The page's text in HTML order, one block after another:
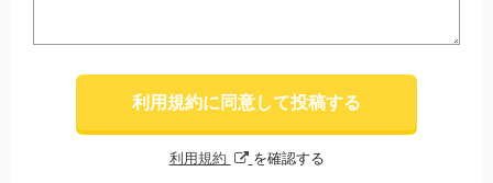
利用規約に同意して投稿する
利用規約 を確認する